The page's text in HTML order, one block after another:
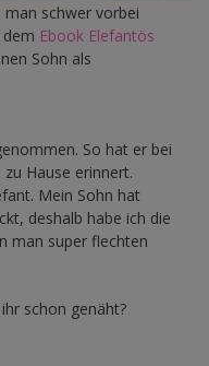
schwer vorbei
Ebook Elefantös
Sohn als
So hat er bei
Hause erinnert.
Mein Sohn hat
deshalb habe ich die
man super flechten
schon genäht?